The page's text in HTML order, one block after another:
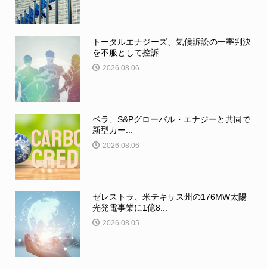
トータルエナジーズ、気候訴訟の一審判決
を不服として控訴
2026.08.06
ベラ、S&Pグローバル・エナジーと共同で
新型カー...
2026.08.06
ゼレストラ、米テキサス州の176MW太陽
光発電事業に1億8...
2026.08.05